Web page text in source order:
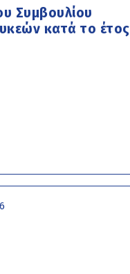
Συμβουλίου
κατά το έτος